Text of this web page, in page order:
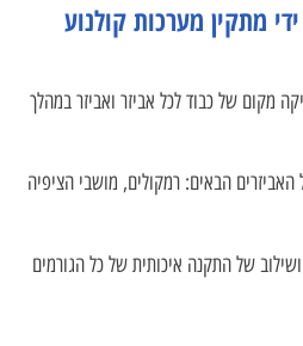
מתקין מערכות קולנוע
מקום של כבוד לכל אביזר ואביזר במהלך
הבאים: רמקולים, מושבי הציפיה
של התקנה איכותית של כל הגורמים